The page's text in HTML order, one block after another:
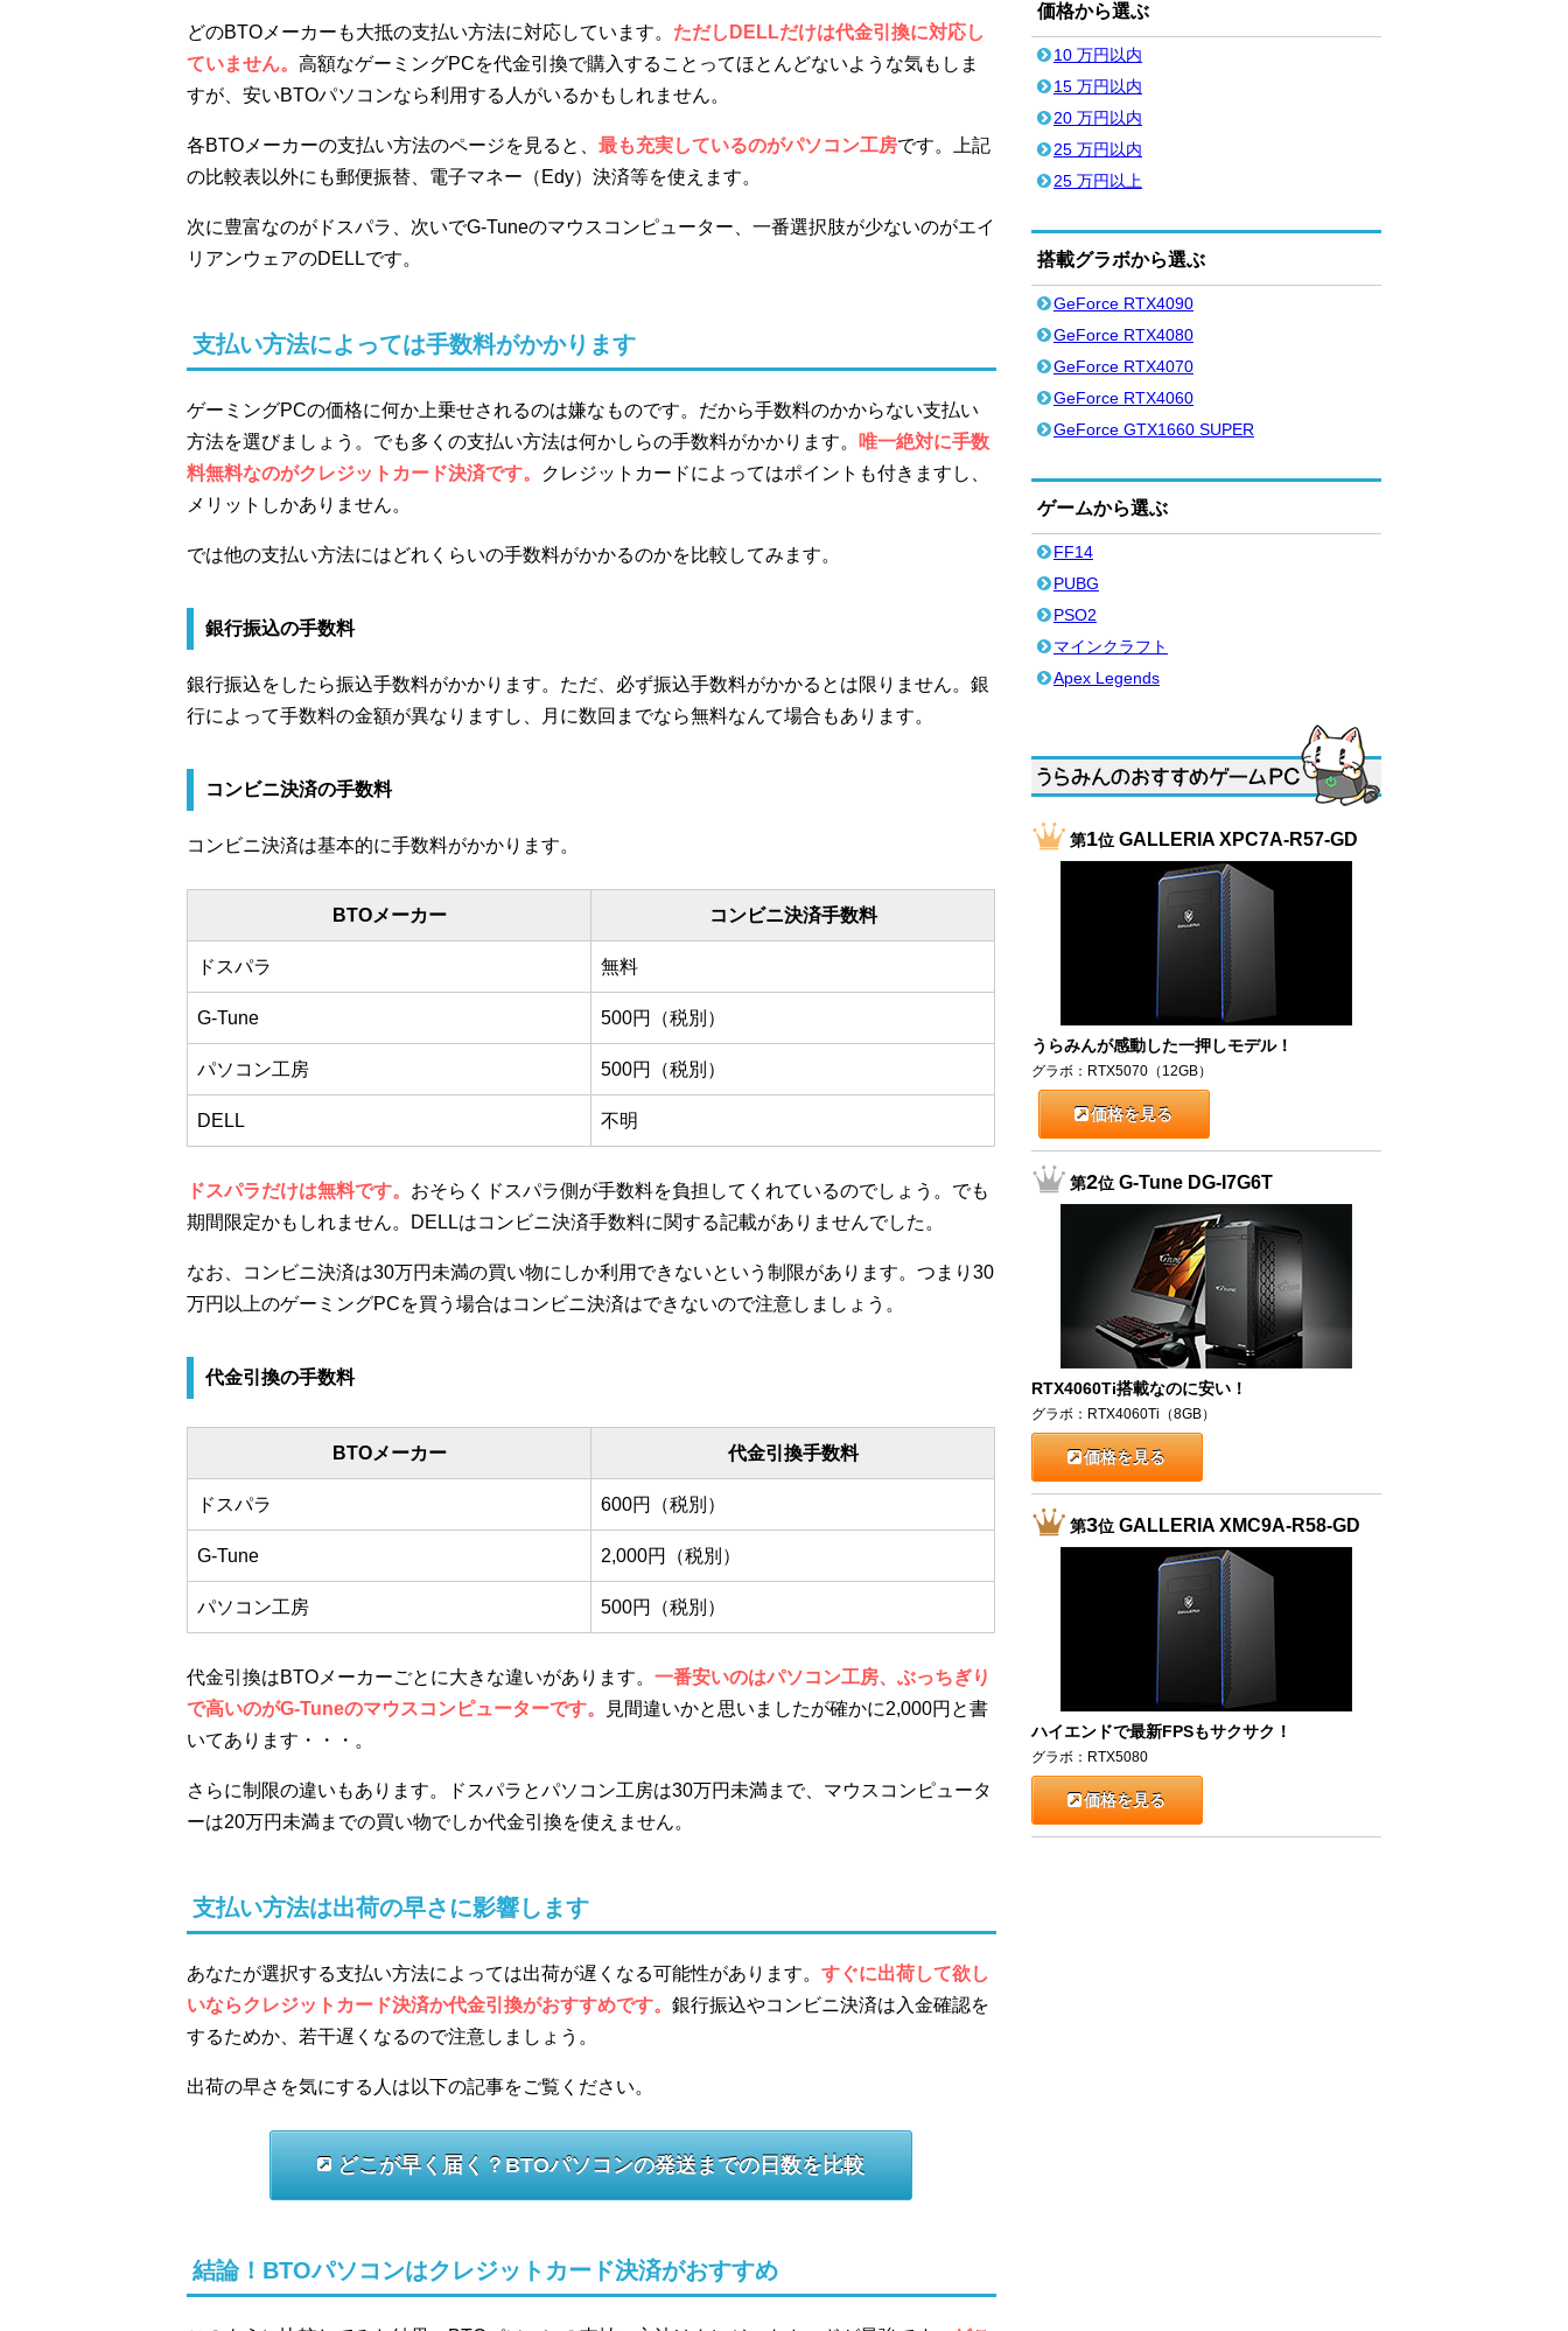
どのBTOメーカーも大抵の支払い方法に対応しています。 ただしDELLだけは代金引換に対応し
ていません。 高額なゲーミングPCを代金引換で購入することってほとんどないような気もしま
すが、安いBTOパソコンなら利用する人がいるかもしれません。
各BTOメーカーの支払い方法のページを見ると、 最も充実しているのがパソコン工房です。上記
の比較表以外にも郵便振替、電子マネー（Edy）決済等を使えます。
次に豊富なのがドスパラ、次いでG-Tuneのマウスコンピューター、一番選択肢が少ないのがエイ
リアンウェアのDELLです。
支払い方法によっては手数料がかかります
ゲーミングPCの価格に何か上乗せされるのは嫌なものです。だから手数料のかからない支払い
方法を選びましょう。でも多くの支払い方法は何かしらの手数料がかかります。
唯一絶対に手数
料無料なのがクレジットカード決済です。
クレジットカードによってはポイントも付きますし、
メリットしかありません。
では他の支払い方法にはどれくらいの手数料がかかるのかを比較してみます。
銀行振込の手数料
銀行振込をしたら振込手数料がかかります。ただ、必ず振込手数料がかかるとは限りません。銀
行によって手数料の金額が異なりますし、月に数回までなら無料なんて場合もあります。
コンビニ決済の手数料
コンビニ決済は基本的に手数料がかかります。
BTOメーカー コンビニ決済手数料
ドスパラ 無料
G-Tune 500円（税別）
パソコン工房 500円（税別）
DELL 不明
ドスパラだけは無料です。 おそらくドスパラ側が手数料を負担してくれているのでしょう。でも
期間限定かもしれません。DELLはコンビニ決済手数料に関する記載がありませんでした。
なお、コンビニ決済は30万円未満の買い物にしか利用できないという制限があります。つまり30
万円以上のゲーミングPCを買う場合はコンビニ決済はできないので注意しましょう。
代金引換の手数料
BTOメーカー 代金引換手数料
ドスパラ 600円（税別）
G-Tune 2,000円（税別）
パソコン工房 500円（税別）
代金引換はBTOメーカーごとに大きな違いがあります。 一番安いのはパソコン工房、ぶっちぎり
で高いのがG-Tuneのマウスコンピューターです。
見間違いかと思いましたが確かに2,000円と書
いてあります・・・。
さらに制限の違いもあります。ドスパラとパソコン工房は30万円未満まで、マウスコンピュータ
ーは20万円未満までの買い物でしか代金引換を使えません。
支払い方法は出荷の早さに影響します
あなたが選択する支払い方法によっては出荷が遅くなる可能性があります。 すぐに出荷して欲し
いならクレジットカード決済か代金引換がおすすめです。 銀行振込やコンビニ決済は入金確認を
するためか、若干遅くなるので注意しましょう。
出荷の早さを気にする人は以下の記事をご覧ください。
どこが早く届く？BTOパソコンの発送までの日数を比較
結論！BTOパソコンはクレジットカード決済がおすすめ
価格から選ぶ
10 万円以内
15 万円以内
20 万円以内
25 万円以内
25 万円以上
搭載グラボから選ぶ
GeForce RTX4090
GeForce RTX4080
GeForce RTX4070
GeForce RTX4060
GeForce GTX1660 SUPER
ゲームから選ぶ
FF14
PUBG
PSO2
マインクラフト
Apex Legends
第1位GALLERIA XPC7A-R57-GD
うらみんが感動した一押しモデル！
グラボ：RTX5070（12GB）
価格を見る
第2位G-Tune DG-I7G6T
RTX4060Ti搭載なのに安い！
グラボ：RTX4060Ti（8GB）
価格を見る
第3位GALLERIA XMC9A-R58-GD
ハイエンドで最新FPSもサクサク！
グラボ：RTX5080
価格を見る